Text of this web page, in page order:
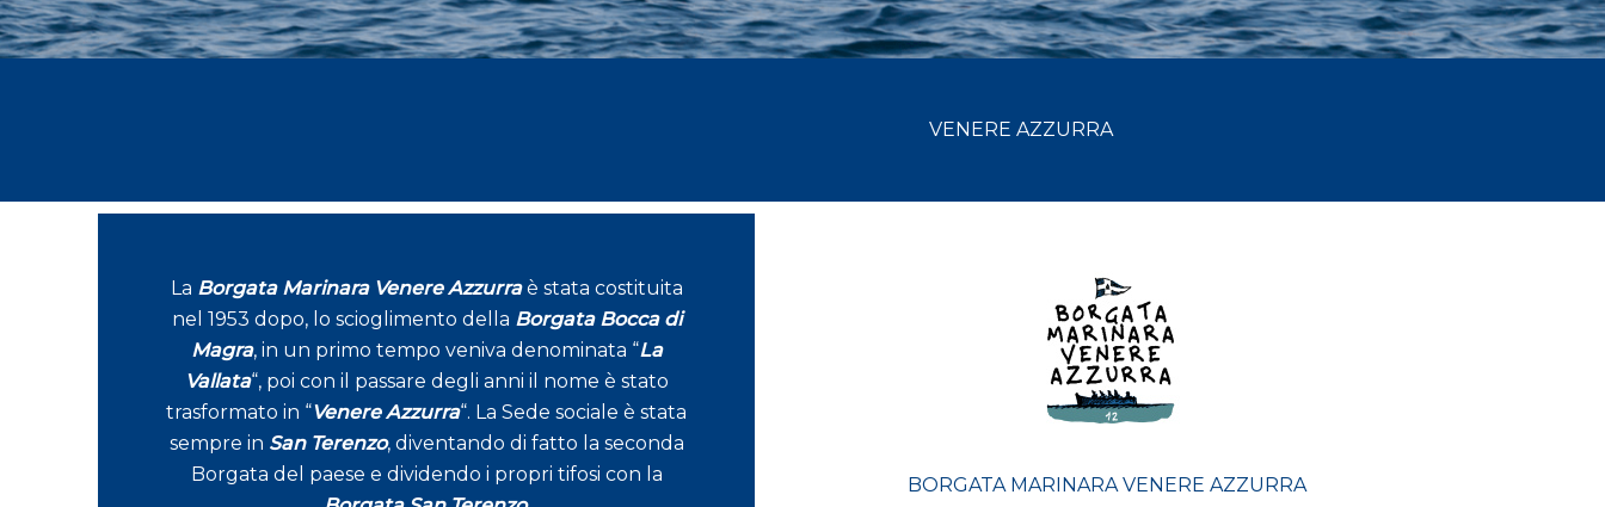
VENERE AZZURRA
La Borgata Marinara Venere Azzurraè stata costituita
nel 1953 dopo, lo scioglimento della Borgata Bocca di
Magra, in un primo tempo veniva denominata “La
Vallata“, poi con il passare degli anni il nome è stato
trasformato in “Venere Azzurra“. La Sede sociale è stata
sempre in San Terenzo, diventando di fatto la seconda
Borgata del paese e dividendo i propri tifosi con la
BORGATA MARINARA VENERE AZZURRA